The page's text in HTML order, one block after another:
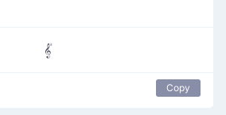
𝄟
Copy